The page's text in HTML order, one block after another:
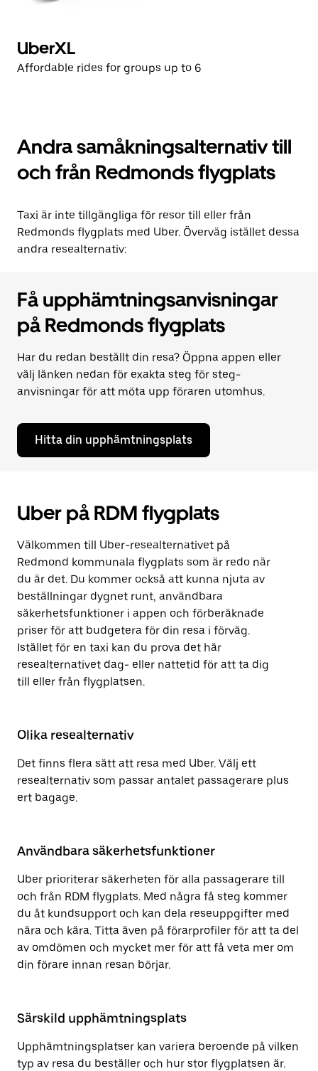
UberXL
Affordable rides for groups up to 6
Andra samåkningsalternativ till
och från Redmonds flygplats
Taxi är inte tillgängliga för resor till eller från
Redmonds flygplats med Uber. Överväg istället dessa
andra resealternativ:
Få upphämtningsanvisningar
på Redmonds flygplats
Har du redan beställt din resa? Öppna appen eller
välj länken nedan för exakta steg för steg-
anvisningar för att möta upp föraren utomhus.
Hitta din upphämtningsplats
Uber på RDM flygplats
Välkommen till Uber-resealternativet på
Redmond kommunala flygplats som är redo när
du är det. Du kommer också att kunna njuta av
beställningar dygnet runt, användbara
säkerhetsfunktioner i appen och förberäknade
priser för att budgetera för din resa i förväg.
Istället för en taxi kan du prova det här
resealternativet dag- eller nattetid för att ta dig
till eller från flygplatsen.
Olika resealternativ
Det finns flera sätt att resa med Uber. Välj ett
resealternativ som passar antalet passagerare plus
ert bagage.
Användbara säkerhetsfunktioner
Uber prioriterar säkerheten för alla passagerare till
och från RDM flygplats. Med några få steg kommer
du åt kundsupport och kan dela reseuppgifter med
nära och kära. Titta även på förarprofiler för att ta del
av omdömen och mycket mer för att få veta mer om
din förare innan resan börjar.
Särskild upphämtningsplats
Upphämtningsplatser kan variera beroende på vilken
typ av resa du beställer och hur stor flygplatsen är.